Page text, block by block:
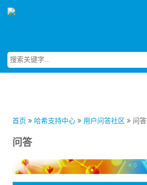
首页 哈希支持中心 用户问答社区 问答
问答